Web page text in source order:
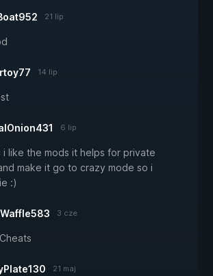
21 lip
14 lip
6 lip
i like the mods it helps for private
make it go to crazy mode so i
:)
3 cze
21 maj